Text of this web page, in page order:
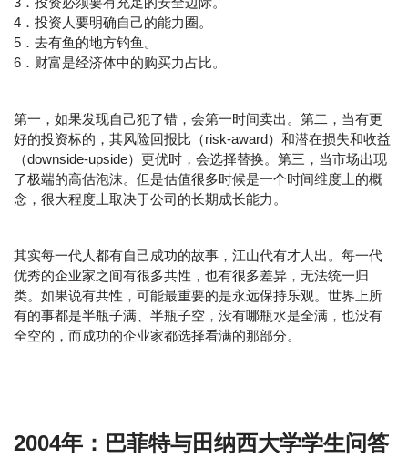
4．投资人要明确自己的能力圈。
5．去有鱼的地方钓鱼。
6．财富是经济体中的购买力占比。
第一，如果发现自己犯了错，会第一时间卖出。第二，当有更
好的投资标的，其风险回报比（risk-award）和潜在损失和收益
（downside-upside）更优时，会选择替换。第三，当市场出现
了极端的高估泡沫。但是估值很多时候是一个时间维度上的概
念，很大程度上取决于公司的长期成长能力。
其实每一代人都有自己成功的故事，江山代有才人出。每一代
优秀的企业家之间有很多共性，也有很多差异，无法统一归
类。如果说有共性，可能最重要的是永远保持乐观。世界上所
有的事都是半瓶子满、半瓶子空，没有哪瓶水是全满，也没有
全空的，而成功的企业家都选择看满的那部分。
2004年：巴菲特与田纳西大学学生问答